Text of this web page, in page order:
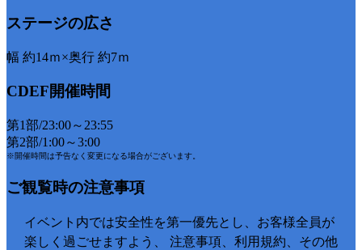
ステージの広さ
幅 約14ｍ×奥行 約7ｍ
CDEF開催時間
第1部/23:00～23:55
第2部/1:00～3:00
※開催時間は予告なく変更になる場合がございます。
ご観覧時の注意事項
イベント内では安全性を第一優先とし、お客様全員が
楽しく過ごせますよう、 注意事項、利用規約、その他